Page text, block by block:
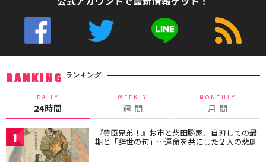
RANKING ランキング
DAILY
24時間
WEEKLY
週 間
MONTHLY
月 間
1 『豊臣兄弟！』お市と柴田勝家、自刃しての最
期と「辞世の句」…運命を共にした２人の悲劇